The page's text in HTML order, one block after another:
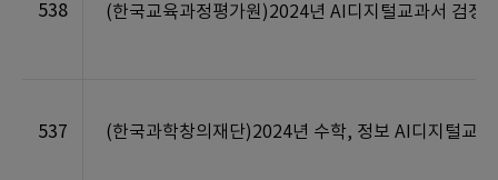
538 (한국교육과정평가원)2024년 AI디지털교과서 검정
537 (한국과학창의재단)2024년 수학, 정보 AI디지털교